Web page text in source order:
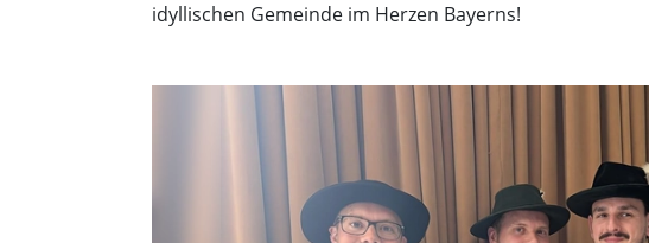
idyllischen Gemeinde im Herzen Bayerns!